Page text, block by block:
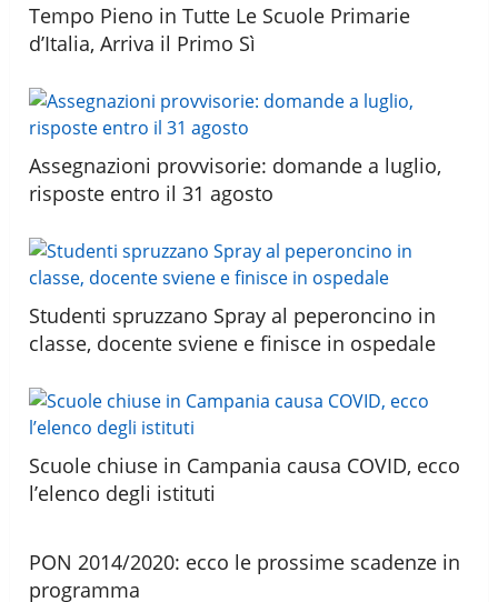
Tempo Pieno in Tutte Le Scuole Primarie
d’Italia, Arriva il Primo Sì
Assegnazioni provvisorie: domande a luglio,
risposte entro il 31 agosto
Studenti spruzzano Spray al peperoncino in
classe, docente sviene e finisce in ospedale
Scuole chiuse in Campania causa COVID, ecco
l’elenco degli istituti
PON 2014/2020: ecco le prossime scadenze in
programma